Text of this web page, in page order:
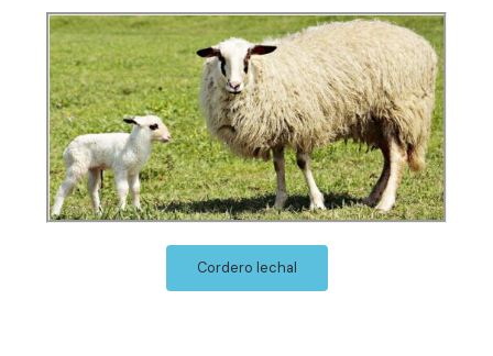
Cordero lechal